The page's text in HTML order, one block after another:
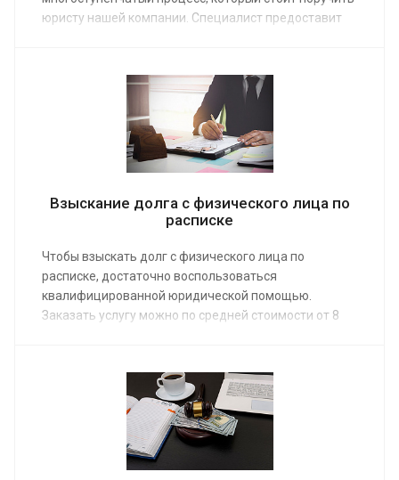
юристу нашей компании. Специалист предоставит
консультации воспользуйтесь связью через сайт.
Взыскание долга с физического лица по
расписке
Чтобы взыскать долг с физического лица по
расписке, достаточно воспользоваться
квалифицированной юридической помощью.
Заказать услугу можно по средней стоимости от 8
пользуясь проверенными алгоритмами
сотрудничества, действуя исключительно
законными методами.